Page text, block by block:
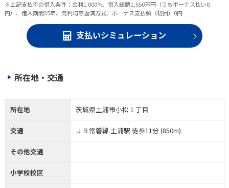
※上記支払例の借入条件：金利1.000%、借入総額1,550万円（うちボーナス払い0
円）、借入期間35年、元利均等返済方式、ボーナス支払額（初回）0円
支払いシミュレーション
所在地・交通
所在地 茨城県土浦市小松１丁目
交通 ＪＲ常磐線 土浦駅 徒歩11分 (850m)
その他交通
小学校校区